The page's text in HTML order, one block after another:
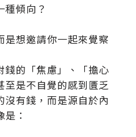
傾向？
是想邀請你一起來覺察
錢的「焦慮」、「擔心
是不自覺的感到匱乏
沒有錢，而是源自於內
：